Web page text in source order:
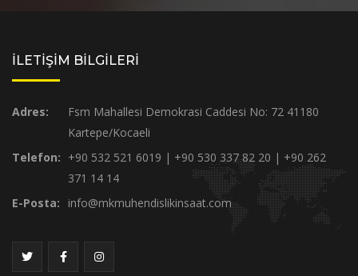
İLETİŞİM BİLGİLERİ
Adres:
Fsm Mahallesi Demokrasi Caddesi No: 72 41180
Kartepe/Kocaeli
Telefon: +90 532 521 6019 | +90 530 337 82 20 | +90 262
371 14 14
E-Posta:
info@mkmuhendislikinsaat.com